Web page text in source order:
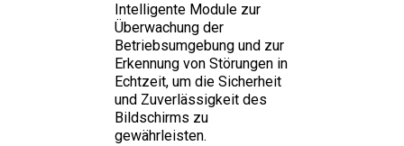
Intelligente Module zur
Überwachung der
Betriebsumgebung und zur
Erkennung von Störungen in
Echtzeit, um die Sicherheit
und Zuverlässigkeit des
Bildschirms zu
gewährleisten.